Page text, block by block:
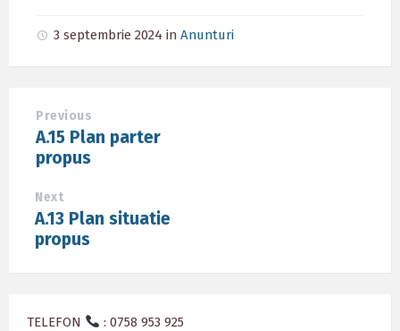
3 septembrie 2024 in Anunturi
Previous
A.15 Plan parter
propus
Next
A.13 Plan situatie
propus
TELEFON : 0758 953 925